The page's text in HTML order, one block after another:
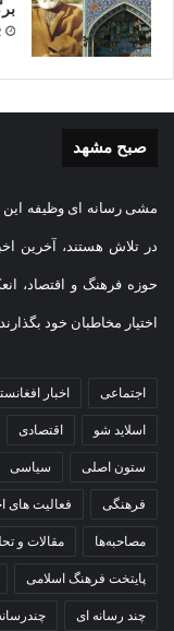
2
صبح مشهد
مشی رسانه ای وظیفه این
در تلاش هستند، آخرین
حوزه فرهنگ و اقتصاد،
اختیار مخاطبان خود
اجتماعی اخبار
اسلاید شو اقتصادی
ستون اصلی سیاسی
فرهنگی فعالیت های
مصاحبه‌ها مقالات و
پایتخت فرهنگ اسلامی
چند رسانه ای